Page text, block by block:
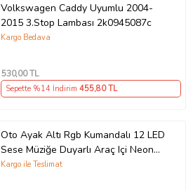
Volkswagen Caddy Uyumlu 2004-
2015 3.Stop Lambası 2k0945087c
Kargo Bedava
530,00 TL
Sepette %14 İndirim 455,80 TL
Oto Ayak Altı Rgb Kumandalı 12 LED
Sese Müziğe Duyarlı Araç Içi Neon
LED
Kargo ile Teslimat